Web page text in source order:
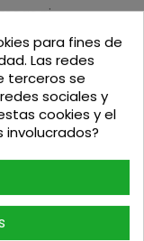
ni
para fines de
Las redes
terceros se
sociales y
cookies y el